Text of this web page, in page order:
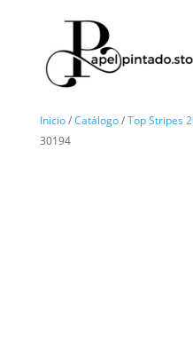
Inicio/Catálogo/Top Stripes
30194